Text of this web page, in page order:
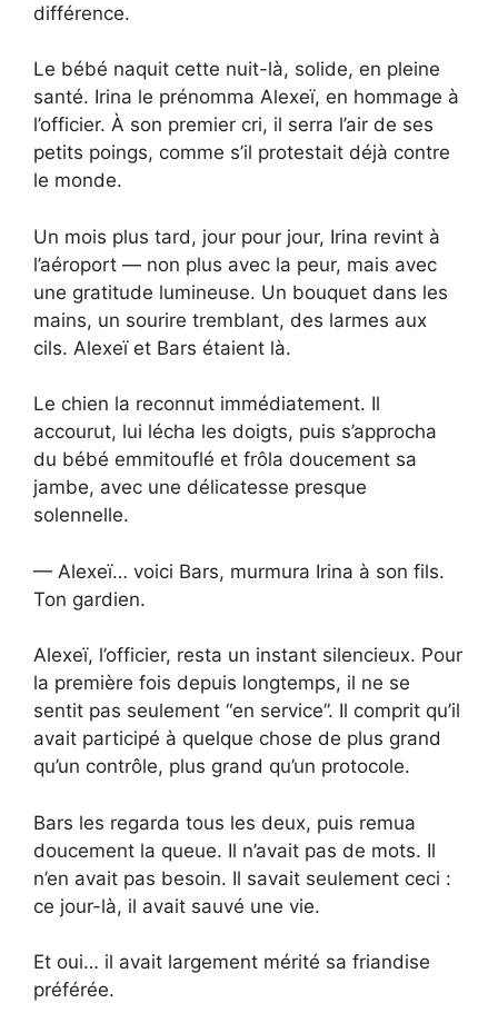
différence.
Le bébé naquit cette nuit-là, solide, en pleine
santé. Irina le prénomma Alexeï, en hommage à
l’officier. À son premier cri, il serra l’air de ses
petits poings, comme s’il protestait déjà contre
le monde.
Un mois plus tard, jour pour jour, Irina revint à
l’aéroport — non plus avec la peur, mais avec
une gratitude lumineuse. Un bouquet dans les
mains, un sourire tremblant, des larmes aux
cils. Alexeï et Bars étaient là.
Le chien la reconnut immédiatement. Il
accourut, lui lécha les doigts, puis s’approcha
du bébé emmitouflé et frôla doucement sa
jambe, avec une délicatesse presque
solennelle.
— Alexeï… voici Bars, murmura Irina à son fils.
Ton gardien.
Alexeï, l’officier, resta un instant silencieux. Pour
la première fois depuis longtemps, il ne se
sentit pas seulement “en service”. Il comprit qu’il
avait participé à quelque chose de plus grand
qu’un contrôle, plus grand qu’un protocole.
Bars les regarda tous les deux, puis remua
doucement la queue. Il n’avait pas de mots. Il
n’en avait pas besoin. Il savait seulement ceci :
ce jour-là, il avait sauvé une vie.
Et oui… il avait largement mérité sa friandise
préférée.